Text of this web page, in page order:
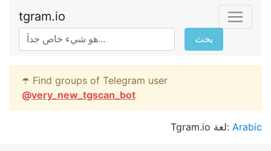
tgram.io
بحث
☂️ Find groups of Telegram user
@very_new_tgscan_bot
Tgram.io لغة: Arabic